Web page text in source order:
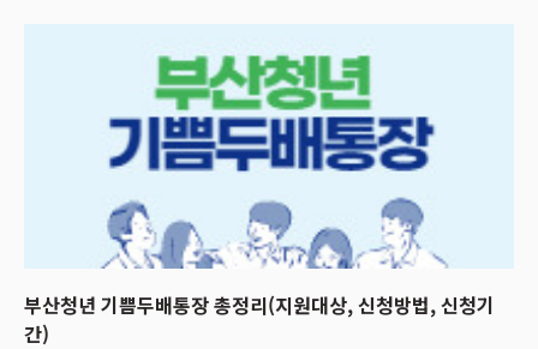
부산청년 기쁨두배통장 총정리(지원대상, 신청방법, 신청기
간)